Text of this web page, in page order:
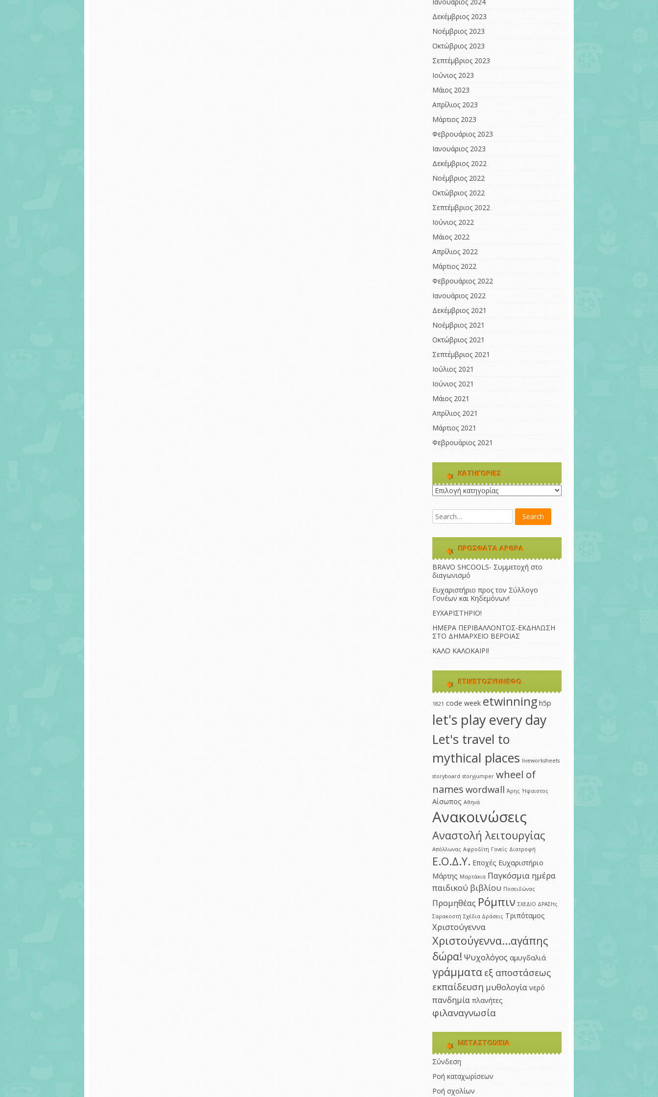
Δεκέμβριος 2023
Νοέμβριος 2023
Οκτώβριος 2023
Σεπτέμβριος 2023
Ιούνιος 2023
Μάιος 2023
Απρίλιος 2023
Μάρτιος 2023
Φεβρουάριος 2023
Ιανουάριος 2023
Δεκέμβριος 2022
Νοέμβριος 2022
Οκτώβριος 2022
Σεπτέμβριος 2022
Ιούνιος 2022
Μάιος 2022
Απρίλιος 2022
Μάρτιος 2022
Φεβρουάριος 2022
Ιανουάριος 2022
Δεκέμβριος 2021
Νοέμβριος 2021
Οκτώβριος 2021
Σεπτέμβριος 2021
Ιούλιος 2021
Ιούνιος 2021
Μάιος 2021
Απρίλιος 2021
Μάρτιος 2021
Φεβρουάριος 2021
KΑΤΗΓΟΡΊΕΣ
Kατηγορίες
ΠΡΌΣΦΑΤΑ ΆΡΘΡΑ
BRAVO SHCOOLS- Συμμετοχή στο
διαγωνισμό
Ευχαριστήριο προς τον Σύλλογο
Γονέων και Κηδεμόνων!
ΕΥΧΑΡΙΣΤΗΡΙΟ!
ΗΜΕΡΑ ΠΕΡΙΒΑΛΛΟΝΤΟΣ-ΕΚΔΗΛΩΣΗ
ΣΤΟ ΔΗΜΑΡΧΕΙΟ ΒΕΡΟΙΑΣ
ΚΑΛΟ ΚΑΛΟΚΑΙΡΙ!
ΕΤΙΚΕΤΟΣΎΝΝΕΦΟ
1821 code week etwinning h5p
let's play every day
Let's travel to
mythical places liveworksheets
storyboard storyjumper wheel of
names wordwall Άρης Ήφαιστος
Αίσωπος Αθηνά
Ανακοινώσεις
Αναστολή λειτουργίας
Απόλλωνας Αφροδίτη Γονείς Διατροφή
Ε.Ο.Δ.Υ. Εποχές Ευχαριστήριο
Μάρτης Μαρτάκια Παγκόσμια ημέρα
παιδικού βιβλίου Ποσειδώνας
Προμηθέας Ρόμπιν ΣΧΕΔΙΟ ΔΡΑΣΗς
Σαρακοστή Σχέδια Δράσεις Τριπόταμος
Χριστούγεννα
Χριστούγεννα...αγάπης
δώρα! Ψυχολόγος αμυγδαλιά
γράμματα εξ αποστάσεως
εκπαίδευση μυθολογία νερό
πανδημία πλανήτες
φιλαναγνωσία
ΜΕΤΑΣΤΟΙΧΕΊΑ
Σύνδεση
Ροή καταχωρίσεων
Ροή σχολίων